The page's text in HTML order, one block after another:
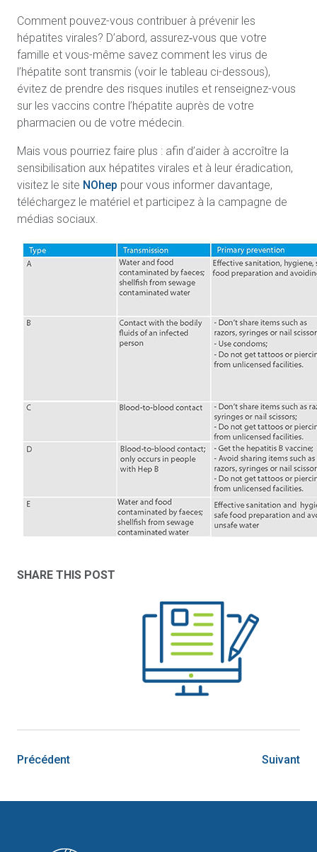
Comment pouvez-vous contribuer à prévenir les
hépatites virales? D’abord, assurez‑vous que votre
famille et vous-même savez comment les virus de
l’hépatite sont transmis (voir le tableau ci-dessous),
évitez de prendre des risques inutiles et renseignez-vous
sur les vaccins contre l’hépatite auprès de votre
pharmacien ou de votre médecin.
Mais vous pourriez faire plus : afin d’aider à accroître la
sensibilisation aux hépatites virales et à leur éradication,
visitez le site NOhep pour vous informer davantage,
téléchargez le matériel et participez à la campagne de
médias sociaux.
SHARE THIS POST
Précédent Suivant